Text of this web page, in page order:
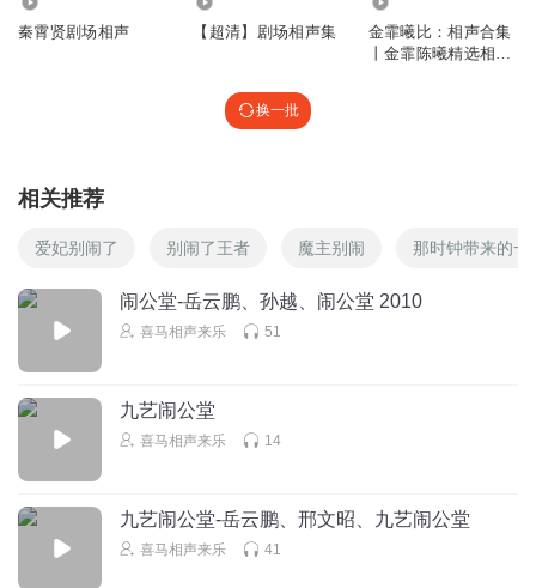
秦霄贤剧场相声 【超清】剧场相声集
金霏曦比：相声合集
丨金霏陈曦精选相声
换一批
相关推荐
爱妃别闹了 别闹了王者 魔主别闹 那时钟带来的一
闹公堂-岳云鹏、孙越、闹公堂 2010
喜马相声来乐 51
九艺闹公堂
喜马相声来乐 14
九艺闹公堂-岳云鹏、邢文昭、九艺闹公堂
喜马相声来乐 41